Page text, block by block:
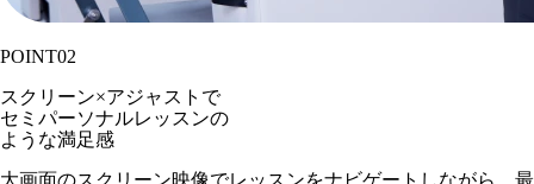
POINT02
スクリーン×アジャストで
セミパーソナルレッスンの
ような満足感